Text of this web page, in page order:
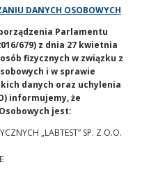
DANYCH OSOBOWYCH
Parlamentu
679) z dnia 27 kwietnia
fizycznych w związku z
i w sprawie
danych oraz uchylenia
informujemy, że
jest:
„LABTEST” SP. Z O.O.